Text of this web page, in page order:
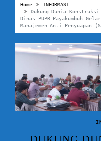
Home
INFORMASI
Dukung Dunia
Dinas PUPR Payakumbuh
Manajemen Anti Penyuapan